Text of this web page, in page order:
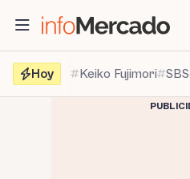
contenido
Hoy
Keiko Fujimori